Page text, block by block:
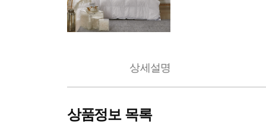
상세설명
상품정보 목록